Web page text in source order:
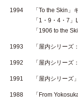
1994
「To the Skin」
「1・9・4・7
「1906 to the
1993 「屋内シリーズ
1992 「屋内シリーズ
1991 「屋内シリーズ
1988
「From